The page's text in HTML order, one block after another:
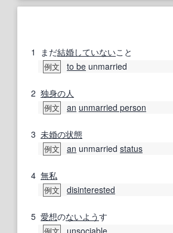
1 まだ結婚していないこと
例文 to be unmarried
2 独身の人
例文 an unmarried person
3 未婚の状態
例文 an unmarried status
4 無私
例文 disinterested
5 愛想のないようす